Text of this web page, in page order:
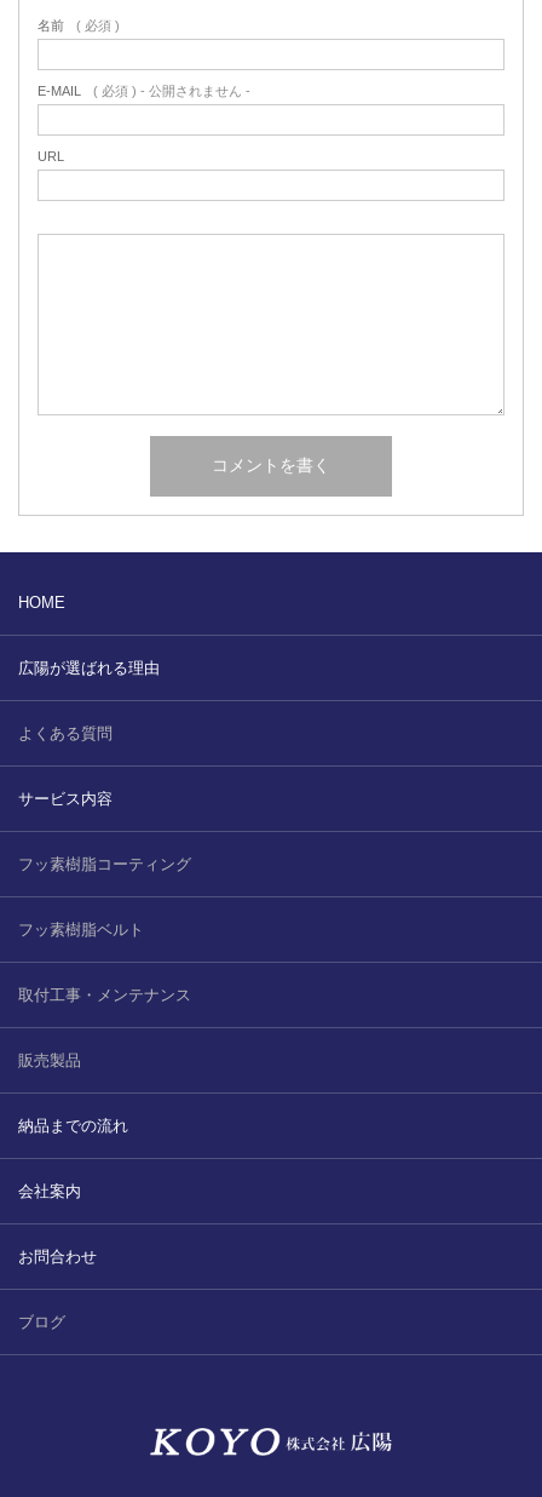
名前 ( 必須 )
E-MAIL ( 必須 ) - 公開されません -
URL
HOME
広陽が選ばれる理由
よくある質問
サービス内容
フッ素樹脂コーティング
フッ素樹脂ベルト
取付工事・メンテナンス
販売製品
納品までの流れ
会社案内
お問合わせ
ブログ
2022.6.6
場合、静電気により塗料に引火し火災